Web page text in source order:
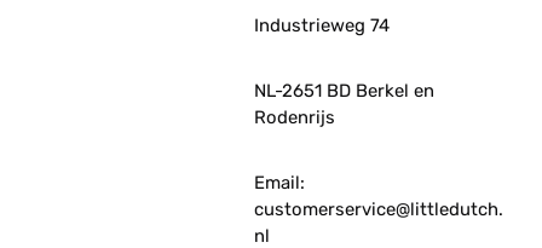
Industrieweg 74
NL-2651 BD Berkel en
Rodenrijs
Email:
customerservice@littledutch.
nl